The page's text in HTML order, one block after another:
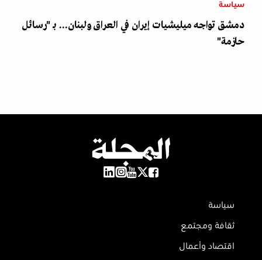
سياسة
دمشق تواجه ميليشيات إيران في العراق ولبنان... بـ "رسائل
حازمة"
سياسة
ثقافة ومجتمع
اقتصاد وأعمال